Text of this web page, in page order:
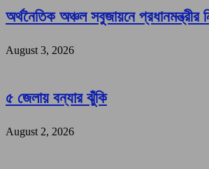
অর্থনৈতিক অঞ্চল সবুজায়নে প্রধানমন্ত্রীর
August 3, 2026
৫ জেলায় বন্যার ঝুঁকি
August 2, 2026